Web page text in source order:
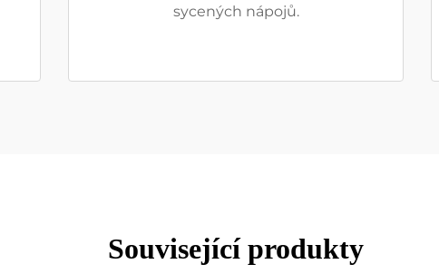
sycených nápojů.
Související produkty